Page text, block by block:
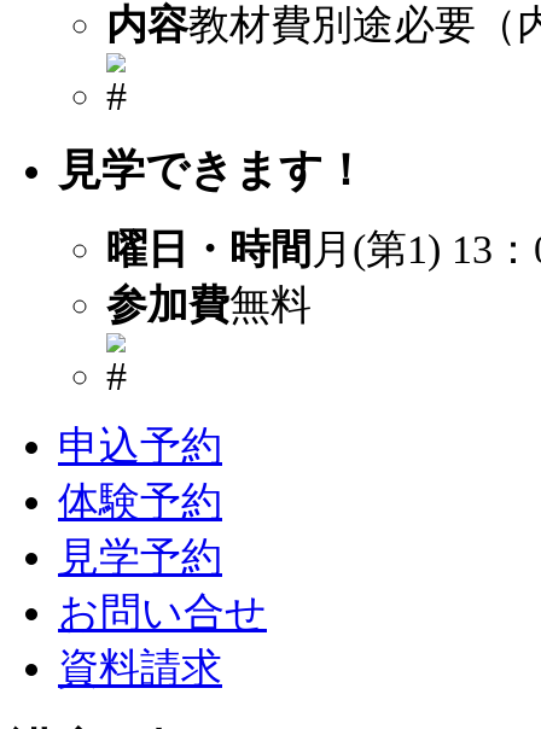
内容教材費別途必要（
見学できます！
曜日・時間 月(第1) 13
参加費無料
申込予約
体験予約
見学予約
お問い合せ
資料請求